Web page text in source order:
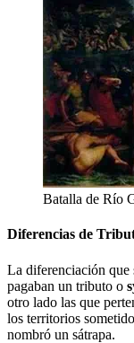
Batalla de Río
Diferencias de
La diferenciación que
pagaban un tributo o
otro lado las que
los territorios
nombró un sátrapa.